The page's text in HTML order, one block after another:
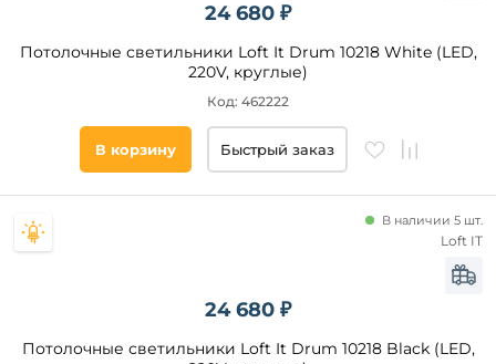
24 680 ₽
Потолочные светильники Loft It Drum 10218 White (LED,
220V, круглые)
Код: 462222
В корзину Быстрый заказ
24 680 ₽
Потолочные светильники Loft It Drum 10218 Black (LED,
В наличии 5 шт.
Loft IT